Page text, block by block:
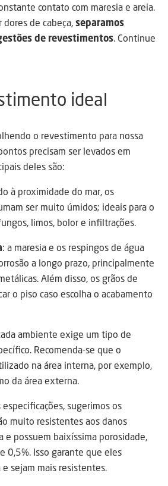
contato com maresia e areia.
dores de cabeça,separamos
de revestimentos. Continue
ideal
o revestimento para nossa
precisam ser levados em
deles são:
à proximidade do mar, os
ser muito úmidos; ideais para o
limos, bolor e infiltrações.
: a maresia e os respingos de água
a longo prazo, principalmente
Além disso, os grãos de
o piso caso escolha o acabamento
ambiente exige um tipo de
Recomenda-se que o
na área interna, por exemplo,
da área externa.
sugerimos os
muito resistentes aos danos
e possuem baixíssima porosidade,
0,5%. Isso garante que eles
sejam mais resistentes.